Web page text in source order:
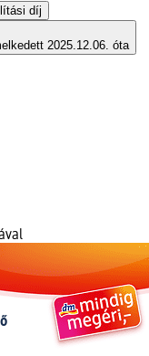
díj
2025.12.06. óta